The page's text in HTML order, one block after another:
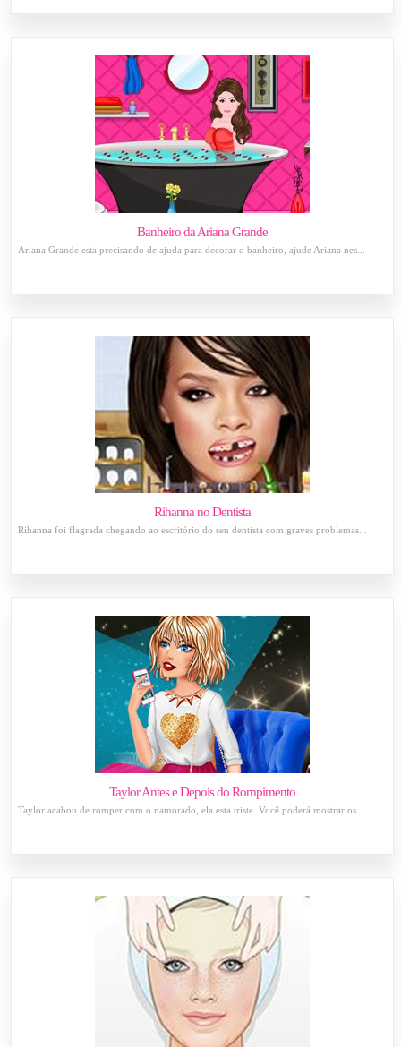
Banheiro da Ariana Grande
Ariana Grande esta precisando de ajuda para decorar o banheiro, ajude Ariana nes...
Rihanna no Dentista
Rihanna foi flagrada chegando ao escritório do seu dentista com graves problemas...
Taylor Antes e Depois do Rompimento
Taylor acabou de romper com o namorado, ela esta triste. Você poderá mostrar os ...